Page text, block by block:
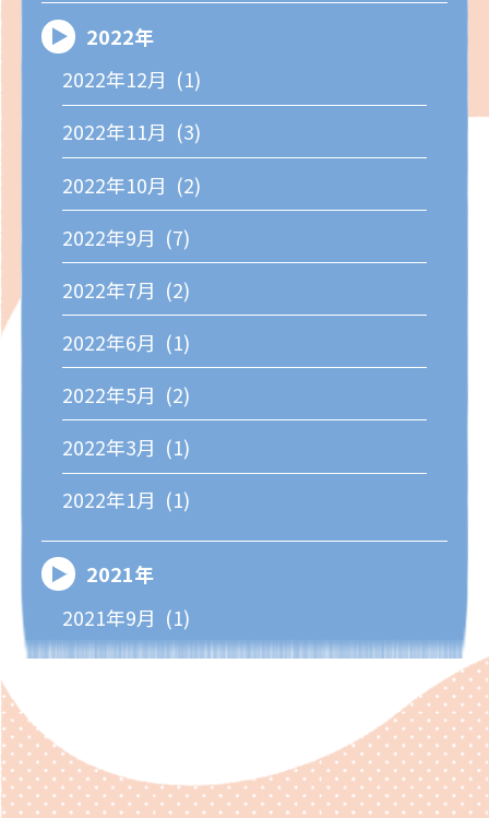
2022年
2022年12月 (1)
2022年11月 (3)
2022年10月 (2)
2022年9月 (7)
2022年7月 (2)
2022年6月 (1)
2022年5月 (2)
2022年3月 (1)
2022年1月 (1)
2021年
2021年9月 (1)